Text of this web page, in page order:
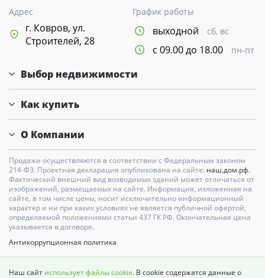
Адрес
г. Ковров, ул.
Строителей, 28
График работы
выходной сб, вс
с 09.00 до 18.00 пн-пт
Выбор недвижимости
Как купить
О Компании
Продажи осуществляются в соответствии с Федеральным законом
214-Ф3. Проектная декларация опубликована на сайте: наш.дом.рф.
Фактический внешний вид возводимых зданий может отличаться от
изображений, размещаемых на сайте. Информация, изложенная на
сайте, в том числе цены, носит исключительно информационный
характер и ни при каких условиях не является публичной офертой,
определяемой положениями статьи 437 ГК РФ. Окончательная цена
указывается в договоре.
Антикоррупционная политика
Наш сайт использует файлы cookie. В cookie содержатся данные о